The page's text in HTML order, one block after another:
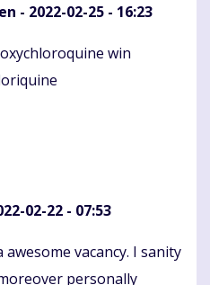
- 2022-02-25 - 16:23
win
02-22 - 07:53
vacancy. I sanity
personally